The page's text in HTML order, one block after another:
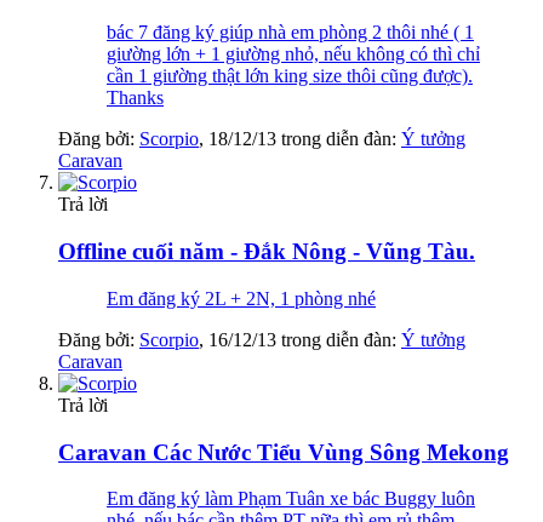
bác 7 đăng ký giúp nhà em phòng 2 thôi nhé ( 1
giường lớn + 1 giường nhỏ, nếu không có thì chỉ
cần 1 giường thật lớn king size thôi cũng được).
Thanks
Đăng bởi: Scorpio, 18/12/13 trong diễn đàn: Ý tưởng
Caravan
Trả lời
Offline cuối năm - Đắk Nông - Vũng Tàu.
Em đăng ký 2L + 2N, 1 phòng nhé
Đăng bởi: Scorpio, 16/12/13 trong diễn đàn: Ý tưởng
Caravan
Trả lời
Caravan Các Nước Tiểu Vùng Sông Mekong
Em đăng ký làm Phạm Tuân xe bác Buggy luôn